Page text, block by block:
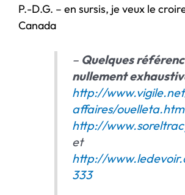
P.-D.G. – en sursis, je veux le
Canada
– Quelques
nullement
http://
affaires/
http://
et
http://
333